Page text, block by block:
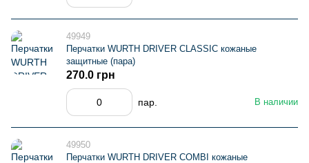
49949
Перчатки WURTH DRIVER CLASSIC кожаные
защитные (пара)
В наличии
270.0 грн
пар.
49950
Перчатки WURTH DRIVER COMBI кожаные